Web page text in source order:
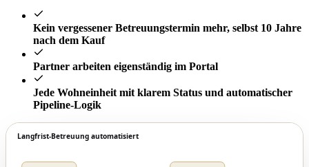
Kein vergessener Betreuungstermin mehr, selbst 10 Jahre
nach dem Kauf
Partner arbeiten eigenständig im Portal
Jede Wohneinheit mit klarem Status und automatischer
Pipeline-Logik